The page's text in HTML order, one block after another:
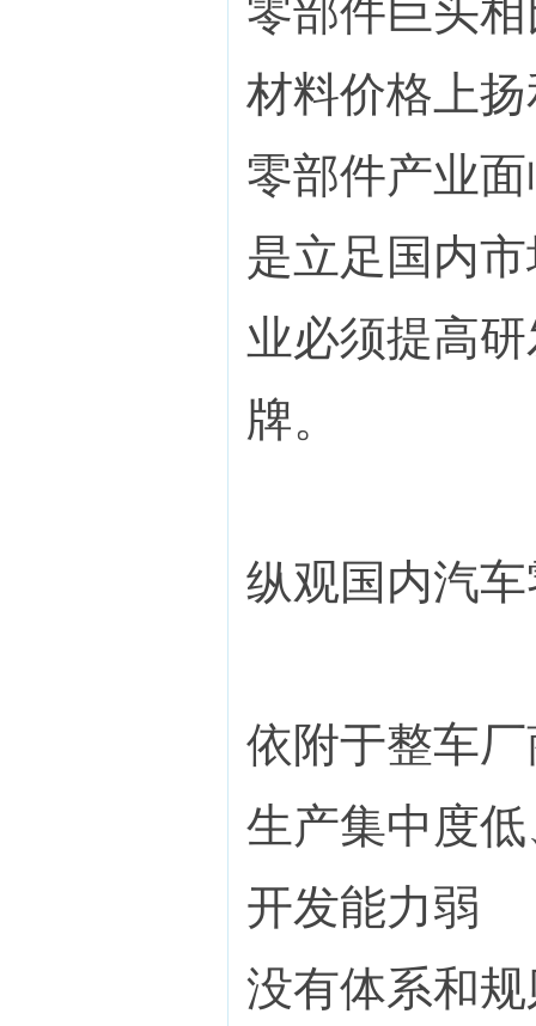
零部件巨头
材料价格上
零部件产业
是立足国内
业必须提高
牌。
纵观国内汽
依附于整车
生产集中度
开发能力弱
没有体系和